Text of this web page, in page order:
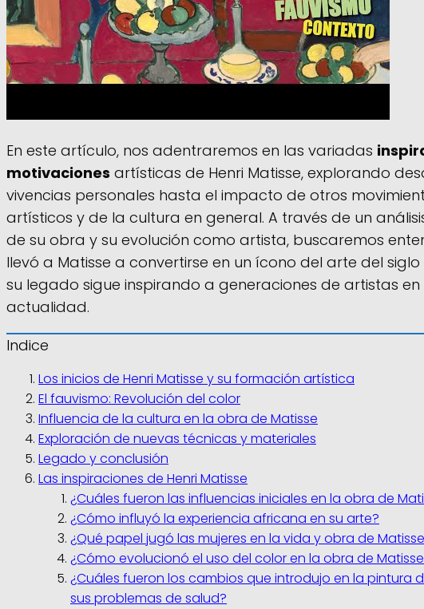
En este artículo, nos adentraremos en las variadas
motivaciones artísticas de Henri Matisse, explorando
vivencias personales hasta el impacto de otros
artísticos y de la cultura en general. A través de un
de su obra y su evolución como artista, buscaremos
llevó a Matisse a convertirse en un ícono del arte del siglo
su legado sigue inspirando a generaciones de artistas en
actualidad.
Indice
Los inicios de Henri Matisse y su formación artística
El fauvismo: Revolución del color
Influencia de la cultura en la obra de Matisse
Exploración de nuevas técnicas y materiales
Legado y conclusión
Las inspiraciones de Henri Matisse
¿Cuáles fueron las influencias iniciales en la obra de
¿Cómo influyó la experiencia africana en su arte?
¿Qué papel jugó las mujeres en la vida y obra de
¿Cómo evolucionó el uso del color en la obra de
¿Cuáles fueron los cambios que introdujo en la pintura
sus problemas de salud?